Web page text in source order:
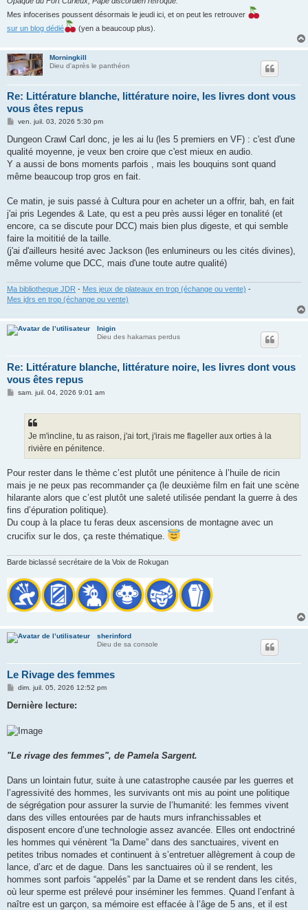
Mes infocerises poussent désormais le jeudi ici, et on peut les retrouver
sur un blog dédié
(yen a beaucoup plus).
Morningkill
Dieu d'après le panthéon
Re: Littérature blanche, littérature noire, les livres dont vous
vous êtes repus
M
s
a
g
ven. juil. 03, 2026 5:30 pm
Dungeon Crawl Carl donc, je les ai lu (les 5 premiers en VF) : c'est d'une
qualité moyenne, je veux ben croire que c'est mieux en audio.
Y a aussi de bons moments parfois , mais les bouquins sont quand
même beaucoup trop gros en fait.
Ce matin, je suis passé à Cultura pour en acheter un a offrir, bah, en fait
j'ai pris Legendes & Late, qu est a peu près aussi léger en tonalité (et
encore, ca se discute pour DCC) mais bien plus digeste, et qui semble
faire la moititié de la taille.
(j'ai d'ailleurs hesité avec Jackson (les enlumineurs ou les cités divines),
même volume que DCC, mais d'une toute autre qualité)
Ma bibliotheque JDR - Mes jeux de plateaux en trop (échange ou vente) -
Mes jdrs en trop (échange ou vente)
Inigin
Dieu des hakamas perdus
Re: Littérature blanche, littérature noire, les livres dont vous
vous êtes repus
Msam. juil. 04, 2026 9:01 am
Je m'incline, tu as raison, j'ai tort, j'irais me flageller aux orties à la
rivière en pénitence.
Pour rester dans le thème c’est plutôt une pénitence à l’huile de ricin
mais je ne peux pas recommander ça (le deuxième film en fait une scène
hilarante alors que c’est plutôt une saleté utilisée pendant la guerre à des
fins d’épuration politique).
Du coup à la place tu feras deux ascensions de montagne avec un
crucifix sur le dos, ça reste thématique.
Barde biclassé secrétaire de la Voix de Rokugan
sherinford
Dieu de sa console
Le Rivage des femmes
M
s
g
e
dim. juil. 05, 2026 12:52 pm
Dernière lecture:
"Le rivage des femmes", de Pamela Sargent.
Dans un lointain futur, suite à une catastrophe causée par les guerres et
l’agressivité des hommes, les survivants ont mis au point une politique
de ségrégation pour assurer la survie de l’humanité: les femmes vivent
dans des villes entourées par de hauts murs infranchissables et
disposent encore d’une technologie assez avancée. Elles ont endoctriné
les hommes qui vénèrent “la Dame” dans des sanctuaires, vivent en
petites tribus nomades et continuent à s’entretuer allègrement à coup de
lance, d’arc et de dague. Dans les sanctuaires où il se rendent, les
hommes sont parfois “appelés” par la Dame et se rendent dans les cités,
où leur sperme est prélevé pour inséminer les femmes. Quand l’enfant à
naître est un garçon, sa mémoire est effacée à l’âge de 5 ans, et il est